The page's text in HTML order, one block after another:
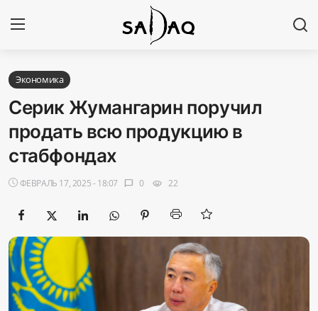
Авторизоваться
Главная
Наши контакты
Новости
Политика
Галерея
Экономика
Экономика
Серик Жумангарин поручил
продать всю продукцию в
стабфондах
ФЕВРАЛЬ 17, 2025 - 18:07 chat_bubble 0 visibility 22